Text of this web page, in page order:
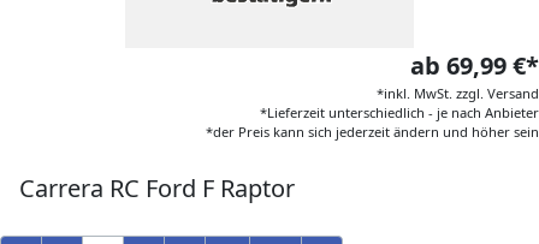
ab 69,99 €*
*inkl. MwSt. zzgl. Versand
*Lieferzeit unterschiedlich - je nach Anbieter
*der Preis kann sich jederzeit ändern und höher sein
Carrera RC Ford F Raptor